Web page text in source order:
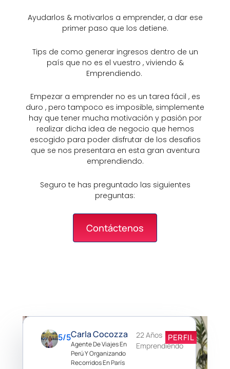
Ayudarlos & motivarlos a emprender, a dar ese
primer paso que los detiene.
Tips de como generar ingresos dentro de un
país que no es el vuestro , viviendo &
Emprendiendo.
Empezar a emprender no es un tarea fácil , es
duro , pero tampoco es imposible, simplemente
hay que tener mucha motivación y pasión por
realizar dicha idea de negocio que hemos
escogido para poder disfrutar de los desafios
que se nos presentara en esta gran aventura
emprendiendo.
Seguro te has preguntado las siguientes
preguntas:
Contáctenos
5/5Carla Cocozza
Agente De Viajes En
Perú Y Organizando
Recorridos En París
22 Años
Emprendiendo
PERFIL